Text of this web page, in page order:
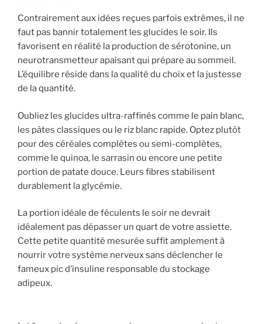
Contrairement aux idées reçues parfois extrêmes, il ne
faut pas bannir totalement les glucides le soir. Ils
favorisent en réalité la production de sérotonine, un
neurotransmetteur apaisant qui prépare au sommeil.
L’équilibre réside dans la qualité du choix et la justesse
de la quantité.
Oubliez les glucides ultra-raffinés comme le pain blanc,
les pâtes classiques ou le riz blanc rapide. Optez plutôt
pour des céréales complètes ou semi-complètes,
comme le quinoa, le sarrasin ou encore une petite
portion de patate douce. Leurs fibres stabilisent
durablement la glycémie.
La portion idéale de féculents le soir ne devrait
idéalement pas dépasser un quart de votre assiette.
Cette petite quantité mesurée suffit amplement à
nourrir votre système nerveux sans déclencher le
fameux pic d’insuline responsable du stockage
adipeux.